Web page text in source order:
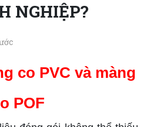
NGHIỆP?
co PVC và màng
POF